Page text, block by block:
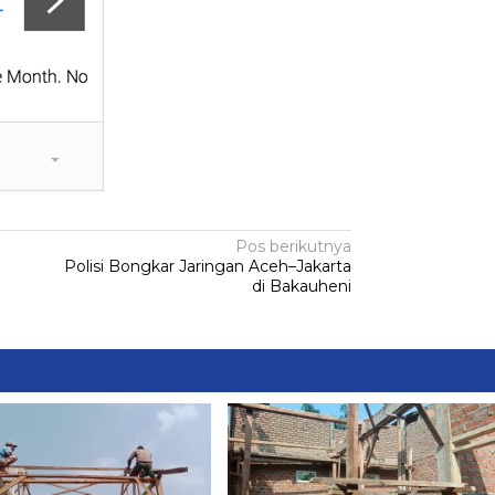
Pos berikutnya
Polisi Bongkar Jaringan Aceh–Jakarta
di Bakauheni